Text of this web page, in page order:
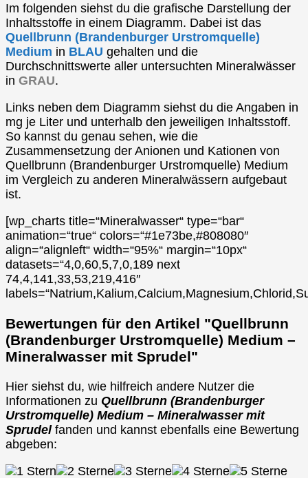
Im folgenden siehst du die grafische Darstellung der
Inhaltsstoffe in einem Diagramm. Dabei ist das
Quellbrunn (Brandenburger Urstromquelle)
Medium in BLAU gehalten und die
Durchschnittswerte aller untersuchten Mineralwässer
in GRAU.
Links neben dem Diagramm siehst du die Angaben in
mg je Liter und unterhalb den jeweiligen Inhaltsstoff.
So kannst du genau sehen, wie die
Zusammensetzung der Anionen und Kationen von
Quellbrunn (Brandenburger Urstromquelle) Medium
im Vergleich zu anderen Mineralwässern aufgebaut
ist.
[wp_charts title=“Mineralwasser“ type=“bar“
animation=“true“ colors=“#1e73be,#808080″
align=“alignleft“ width=“95%“ margin=“10px“
datasets=“4,0,60,5,7,0,189 next
74,4,141,33,53,219,416″
Bewertungen für den Artikel "Quellbrunn
(Brandenburger Urstromquelle) Medium –
Mineralwasser mit Sprudel"
Hier siehst du, wie hilfreich andere Nutzer die
Informationen zu Quellbrunn (Brandenburger
Urstromquelle) Medium – Mineralwasser mit
Sprudelfanden und kannst ebenfalls eine Bewertung
abgeben: